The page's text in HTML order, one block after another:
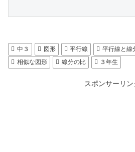
中３ 図形 平行線 平行線と線
相似な図形
線分の比 ３年生
スポンサーリン